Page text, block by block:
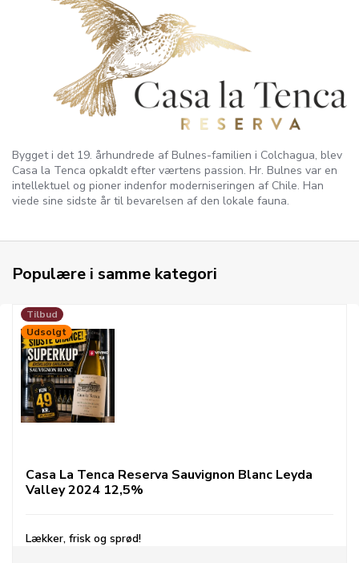
Bygget i det 19. århundrede af Bulnes-familien i Colchagua, blev
Casa la Tenca opkaldt efter værtens passion. Hr. Bulnes var en
intellektuel og pioner indenfor moderniseringen af Chile. Han
viede sine sidste år til bevarelsen af den lokale fauna.
Populære i samme kategori
Tilbud
Udsolgt
Casa La Tenca Reserva Sauvignon Blanc Leyda
Valley 2024 12,5%
Lækker, frisk og sprød!